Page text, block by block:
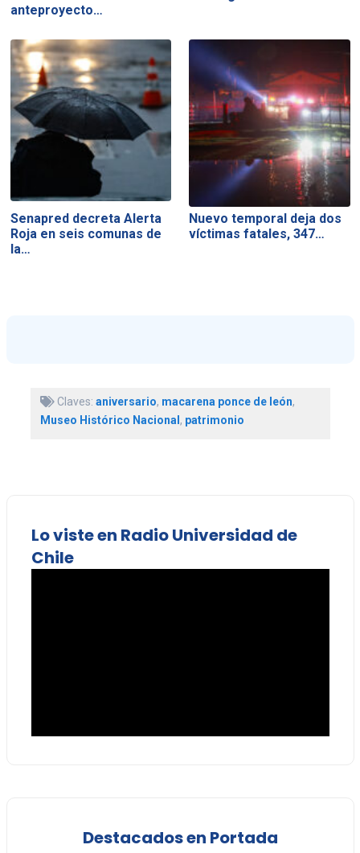
anteproyecto…
Senapred decreta Alerta
Roja en seis comunas de
la…
Nuevo temporal deja dos
víctimas fatales, 347…
Claves: aniversario, macarena ponce de león,
Museo Histórico Nacional , patrimonio
Lo viste en Radio Universidad de
Chile
Destacados en Portada